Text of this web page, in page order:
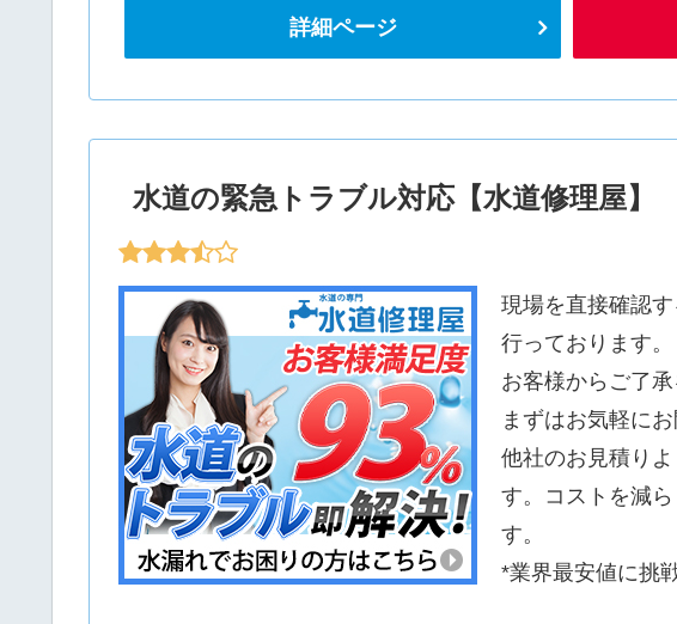
詳細ページ
水道の緊急トラブル対応【水道修理屋】
現場を直接確認
行っております。
お客様からご了
まずはお気軽に
他社のお見積り
す。コストを減
す。
*業界最安値に挑